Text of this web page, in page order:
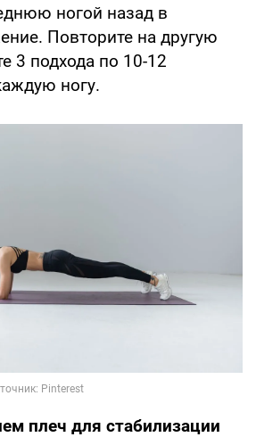
ногой назад в
Повторите на другую
3 подхода по 10-12
ногу.
плеч для стабилизации